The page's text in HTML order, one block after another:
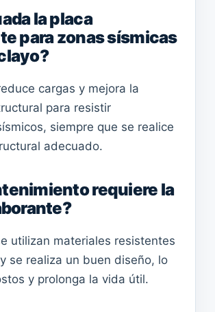
la placa
para zonas sísmicas
cargas y mejora la
para resistir
siempre que se realice
adecuado.
requiere la
utilizan materiales resistentes
se realiza un buen diseño, lo
y prolonga la vida útil.